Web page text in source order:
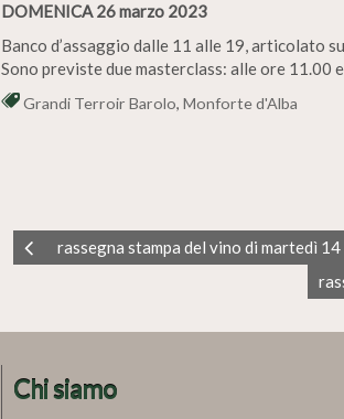
DOMENICA 26 marzo 2023
Banco d’assaggio dalle 11 alle 19, articolato
Sono previste due masterclass: alle ore 11.00
Grandi Terroir Barolo, Monforte d'Alba
rassegna stampa del vino di martedì
Chi siamo